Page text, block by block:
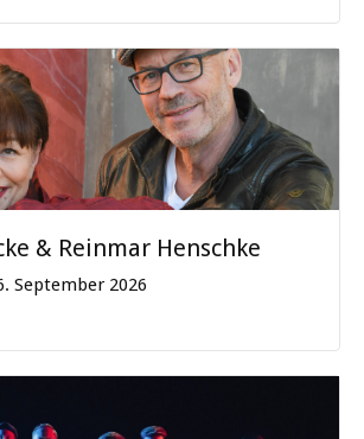
& Reinmar Henschke
September 2026